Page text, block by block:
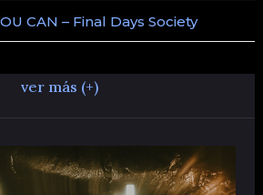
CAN – Final Days Society
ver más (+)